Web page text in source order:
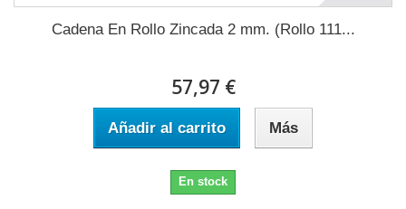
Cadena En Rollo Zincada 2 mm. (Rollo 111...
57,97 €
Añadir al carrito Más
En stock